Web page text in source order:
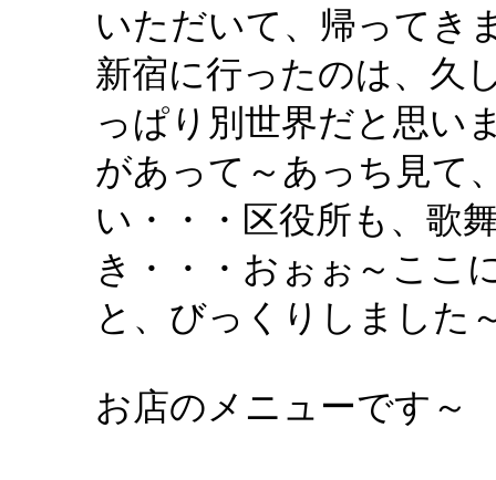
いただいて、帰ってき
新宿に行ったのは、久
っぱり別世界だと思い
があって～あっち見て
い・・・区役所も、歌
き・・・おぉぉ～ここ
と、びっくりしました
お店のメニューです～